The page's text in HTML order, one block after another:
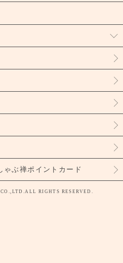
ぶ禅ポイントカード
RIGHTS RESERVED.